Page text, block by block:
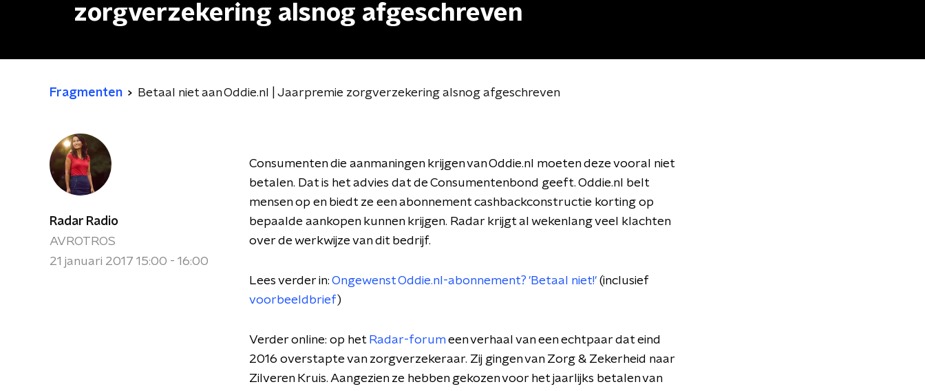
zorgverzekering alsnog afgeschreven
Fragmenten Betaal niet aan Oddie.nl | Jaarpremie zorgverzekering alsnog afgeschreven
Radar Radio
AVROTROS
21 januari 2017 15:00 - 16:00
Consumenten die aanmaningen krijgen van Oddie.nl moeten deze vooral niet
betalen. Dat is het advies dat de Consumentenbond geeft. Oddie.nl belt
mensen op en biedt ze een abonnement cashbackconstructie korting op
bepaalde aankopen kunnen krijgen. Radar krijgt al wekenlang veel klachten
over de werkwijze van dit bedrijf.
Lees verder in: Ongewenst Oddie.nl-abonnement? 'Betaal niet!' (inclusief
voorbeeldbrief)
Verder online: op het Radar-forum een verhaal van een echtpaar dat eind
2016 overstapte van zorgverzekeraar. Zij gingen van Zorg & Zekerheid naar
Zilveren Kruis. Aangezien ze hebben gekozen voor het jaarlijks betalen van